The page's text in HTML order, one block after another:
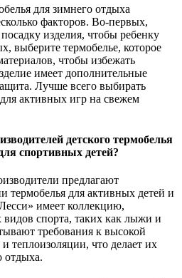
для зимнего отдыха
факторов. Во-первых,
изделия, чтобы ребенку
выберите термобелье, которое
чтобы избежать
имеет дополнительные
Лучше всего выбирать
активных игр на свежем
детского термобелья
спортивных детей?
предлагают
термобелья для активных детей и
имеет коллекцию,
спорта, таких как лыжи и
требования к высокой
теплоизоляции, что делает их
отдыха.